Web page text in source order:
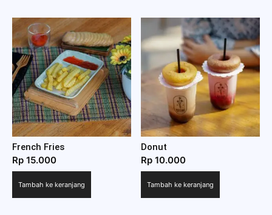
French Fries
Rp 15.000
Tambah ke keranjang
Donut
Rp 10.000
Tambah ke keranjang